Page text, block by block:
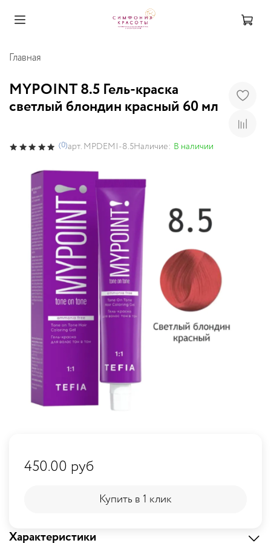
Главная
MYPOINT 8.5 Гель-краска
светлый блондин красный 60 мл
(0)арт.MPDEMI-8.5Наличие: В наличии
Характеристики
450.00 руб
Купить в 1 клик
Купить в 1 клик